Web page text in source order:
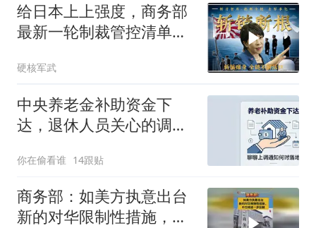
给日本上上强度，商务部
最新一轮制裁管控清单，
硬核军武
中央养老金补助资金下
达，退休人员关心的调整
你在偷看谁 14跟贴
商务部：如美方执意出台
新的对华限制性措施，中